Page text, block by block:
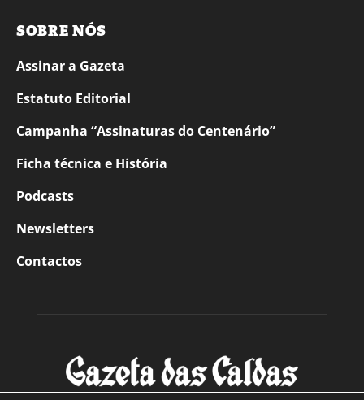
SOBRE NÓS
Assinar a Gazeta
Estatuto Editorial
Campanha “Assinaturas do Centenário”
Ficha técnica e História
Podcasts
Newsletters
Contactos